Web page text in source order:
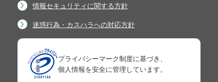
情報セキュリティに関する方針
迷惑行為・カスハラへの対応方針
プライバシーマーク制度に基づき、
個人情報を安全に管理しています。